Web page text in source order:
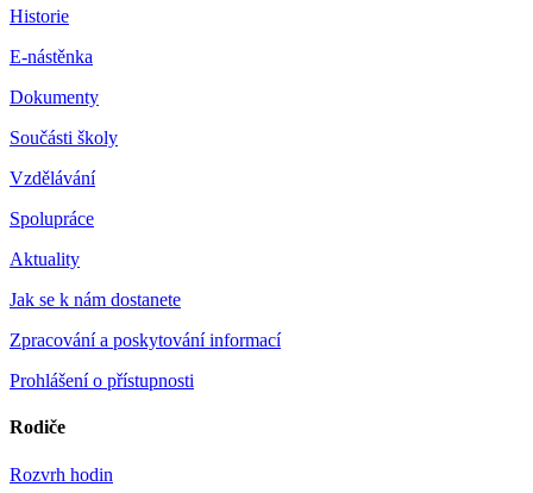
Historie
E-nástěnka
Dokumenty
Součásti školy
Vzdělávání
Spolupráce
Aktuality
Jak se k nám dostanete
Zpracování a poskytování informací
Prohlášení o přístupnosti
Rodiče
Rozvrh hodin